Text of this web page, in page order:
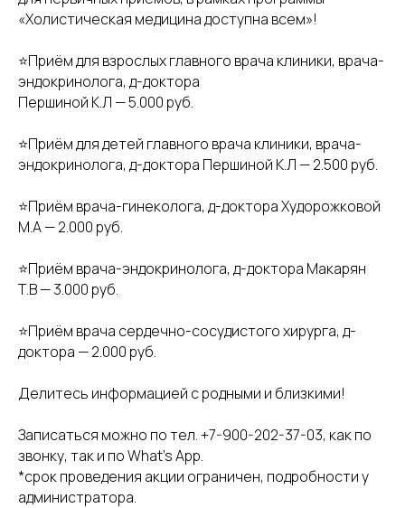
«Холистическая медицина доступна всем»!
⭐️Приём для взрослых главного врача клиники, врача-
эндокринолога, д-доктора
Першиной К.Л — 5.000 руб.
⭐️Приём для детей главного врача клиники, врача-
эндокринолога, д-доктора Першиной К.Л — 2.500 руб.
⭐️Приём врача-гинеколога, д-доктора Худорожковой
М.А — 2.000 руб.
⭐️Приём врача-эндокринолога, д-доктора Макарян
Т.В — 3.000 руб.
⭐️Приём врача сердечно-сосудистого хирурга, д-
доктора — 2.000 руб.
Делитесь информацией с родными и близкими!
Записаться можно по тел. +7-900-202-37-03, как по
звонку, так и по What’s App.
*срок проведения акции ограничен, подробности у
администратора.